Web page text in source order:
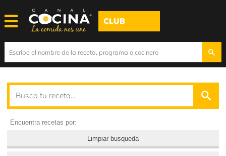
CLUB
Encuentra recetas por:
Limpiar busqueda